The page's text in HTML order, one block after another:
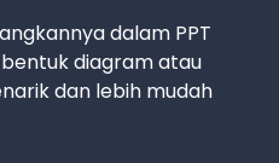
dalam PPT
diagram atau
dan lebih mudah